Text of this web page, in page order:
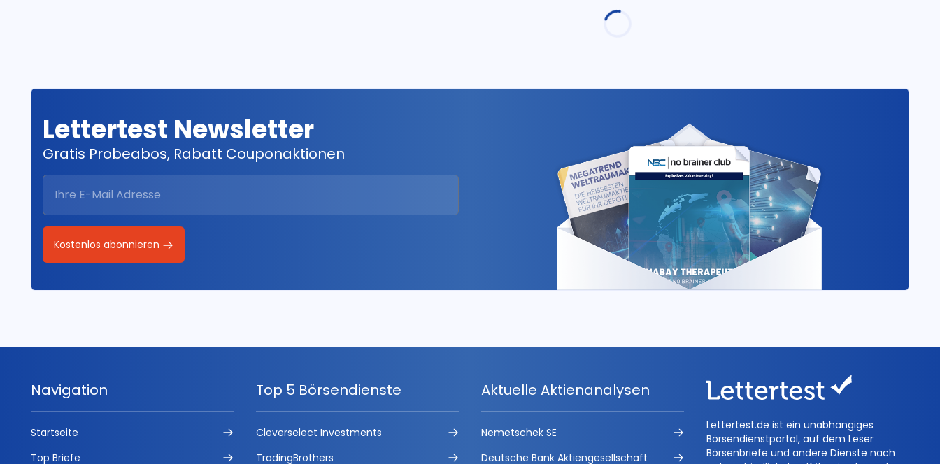
Lettertest Newsletter
Gratis Probeabos, Rabatt Couponaktionen
Kostenlos abonnieren
Navigation
Startseite
Top Briefe
Top 5 Börsendienste
Cleverselect Investments
TradingBrothers
Aktuelle Aktienanalysen
Nemetschek SE
Deutsche Bank Aktiengesellschaft
Lettertest.de ist ein unabhängiges
Börsendienstportal, auf dem Leser
Börsenbriefe und andere Dienste nach